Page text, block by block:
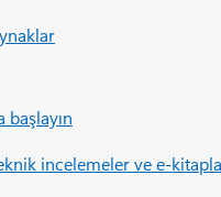
başlayın
incelemeler ve e-